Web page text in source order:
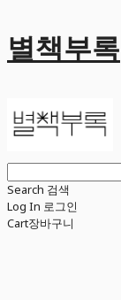
별책부록
Search 검색
Log In 로그인
Cart장바구니